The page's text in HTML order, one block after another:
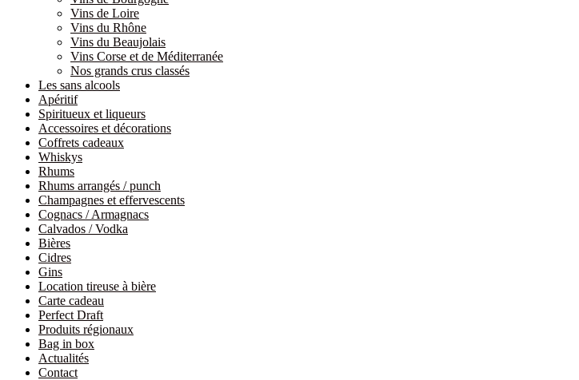
Vins de Loire
Vins du Rhône
Vins du Beaujolais
Vins Corse et de Méditerranée
Nos grands crus classés
Les sans alcools
Apéritif
Spiritueux et liqueurs
Accessoires et décorations
Coffrets cadeaux
Whiskys
Rhums
Rhums arrangés / punch
Champagnes et effervescents
Cognacs / Armagnacs
Calvados / Vodka
Bières
Cidres
Gins
Location tireuse à bière
Carte cadeau
Perfect Draft
Produits régionaux
Bag in box
Actualités
Contact